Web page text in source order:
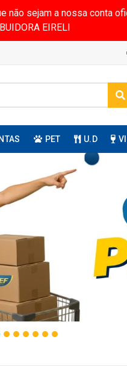
não sejam a nossa conta
EIRELI
PET U.D